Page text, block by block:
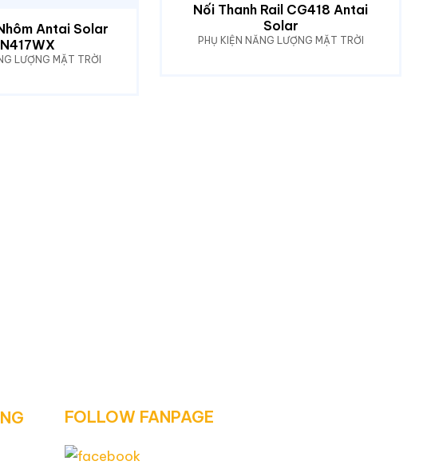
Antai Solar
LƯỢNG MẶT TRỜI
Nối Thanh Rail CG418 Antai
Solar
PHỤ KIỆN NĂNG LƯỢNG MẶT TRỜI
FOLLOW FANPAGE